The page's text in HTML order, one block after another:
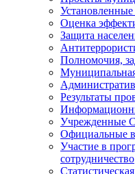
Оценка
Защита
Полномочия,
Результаты
Учрежденные
Официальные
Участие в
сотрудничество